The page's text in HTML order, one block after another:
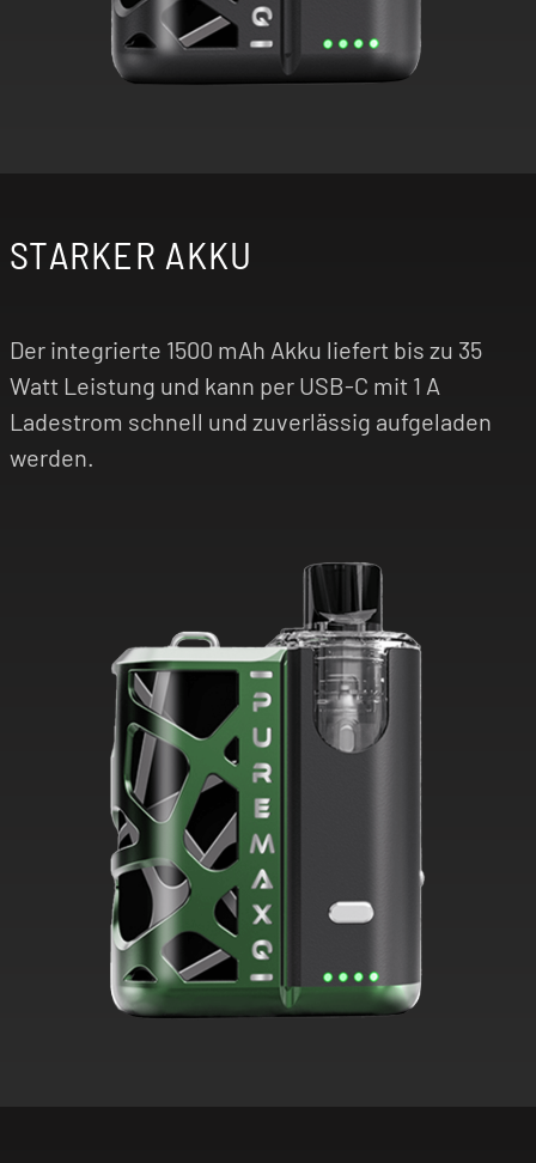
STARKER AKKU
Der integrierte 1500 mAh Akku liefert bis zu 35
Watt Leistung und kann per USB-C mit 1 A
Ladestrom schnell und zuverlässig aufgeladen
werden.